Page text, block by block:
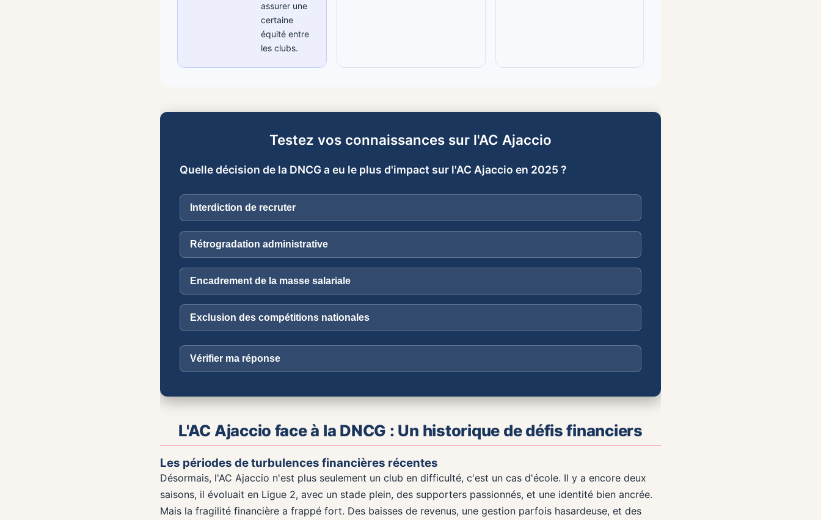
assurer une
certaine
équité entre
les clubs.
Testez vos connaissances sur l'AC Ajaccio
Quelle décision de la DNCG a eu le plus d'impact sur l'AC Ajaccio en 2025 ?
Interdiction de recruter
Rétrogradation administrative
Encadrement de la masse salariale
Exclusion des compétitions nationales
Vérifier ma réponse
L'AC Ajaccio face à la DNCG : Un historique de défis financiers
Les périodes de turbulences financières récentes
Désormais, l'AC Ajaccio n'est plus seulement un club en difficulté, c'est un cas d'école. Il y a encore deux
saisons, il évoluait en Ligue 2, avec un stade plein, des supporters passionnés, et une identité bien ancrée.
Mais la fragilité financière a frappé fort. Des baisses de revenus, une gestion parfois hasardeuse, et des